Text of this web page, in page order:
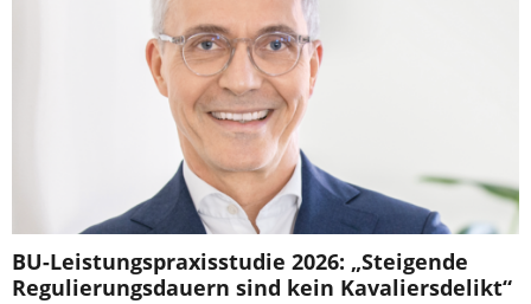
BU-Leistungspraxisstudie 2026: „Steigende
Regulierungsdauern sind kein Kavaliersdelikt“